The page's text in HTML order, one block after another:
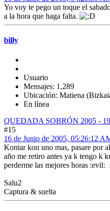
Yo voy te pego un toque el
a la hora que haga falta.
billy
Usuario
Mensajes: 1,289
Ubicación: Matiena
En línea
QUEDADA SOBRÓN 2005 -
#15
16 de Junio de 2005, 05:26:12
Kontar kon uno mas, pasare por
año me retiro antes ya k tengo k
perderme las mejores horas
Salu2
Captura & suelta